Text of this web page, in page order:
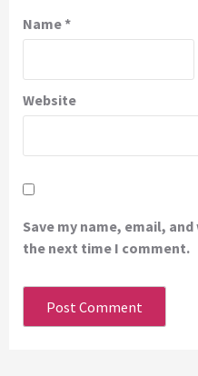
Name*
Website
Save my name, email,
the next time I comment.